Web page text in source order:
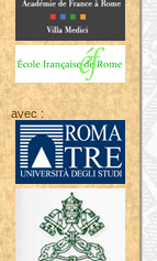
avec :